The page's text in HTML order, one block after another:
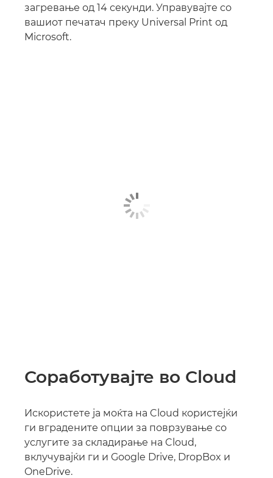
загревање од 14 секунди. Управувајте со
вашиот печатач преку Universal Print од
Microsoft.
Соработувајте во Cloud
Искористете ја моќта на Cloud користејќи
ги вградените опции за поврзување со
услугите за складирање на Cloud,
вклучувајќи ги и Google Drive, DropBox и
OneDrive.